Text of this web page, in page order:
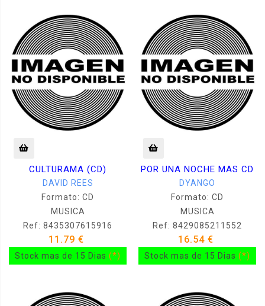
CULTURAMA (CD)
DAVID REES
Formato: CD
MUSICA
Ref: 8435307615916
11.79 €
Stock mas de 15 Dias (*)
POR UNA NOCHE MAS CD
DYANGO
Formato: CD
MUSICA
Ref: 8429085211552
16.54 €
Stock mas de 15 Dias (*)